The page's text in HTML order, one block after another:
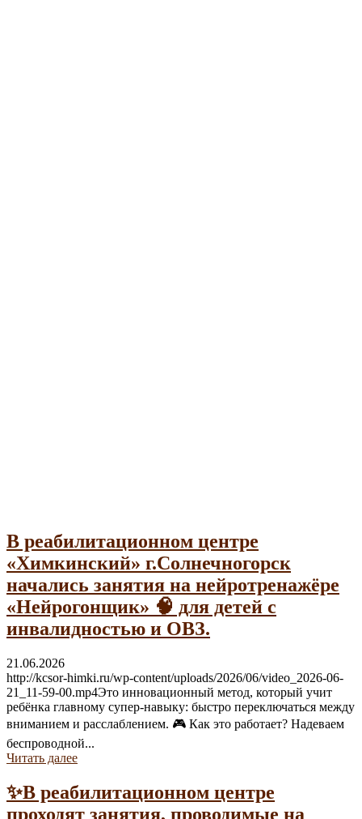
В реабилитационном центре
«Химкинский» г.Солнечногорск
начались занятия на нейротренажёре
«Нейрогонщик» 🧠 для детей с
инвалидностью и ОВЗ.
21.06.2026
http://kcsor-himki.ru/wp-content/uploads/2026/06/video_2026-06-
21_11-59-00.mp4Это инновационный метод, который учит
ребёнка главному супер-навыку: быстро переключаться между
вниманием и расслаблением. 🎮 Как это работает? Надеваем
беспроводной...
Читать далее
✨В реабилитационном центре
проходят занятия, проводимые на